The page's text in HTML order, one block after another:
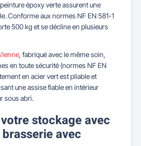
époxy verte assurent une
Conforme aux normes NF EN 581-1
500 kg et se décline en plusieurs
, fabriqué avec le même soin,
en toute sécurité (normes NF EN
en acier vert est pliable et
une assise fiable en intérieur
sous abri.
stockage avec
avec